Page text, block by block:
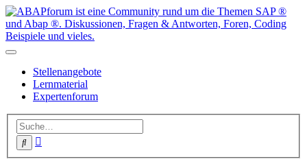
Stellenangebote
Lernmaterial
Expertenforum
Suche